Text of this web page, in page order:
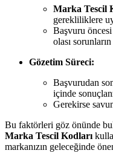
Marka Tescil
gerekliliklere
Başvuru
olası
Gözetim Süreci:
Başvurudan
içinde
Gerekirse
Bu faktörleri göz önünde
Marka Tescil Kodları
markanızın geleceğinde